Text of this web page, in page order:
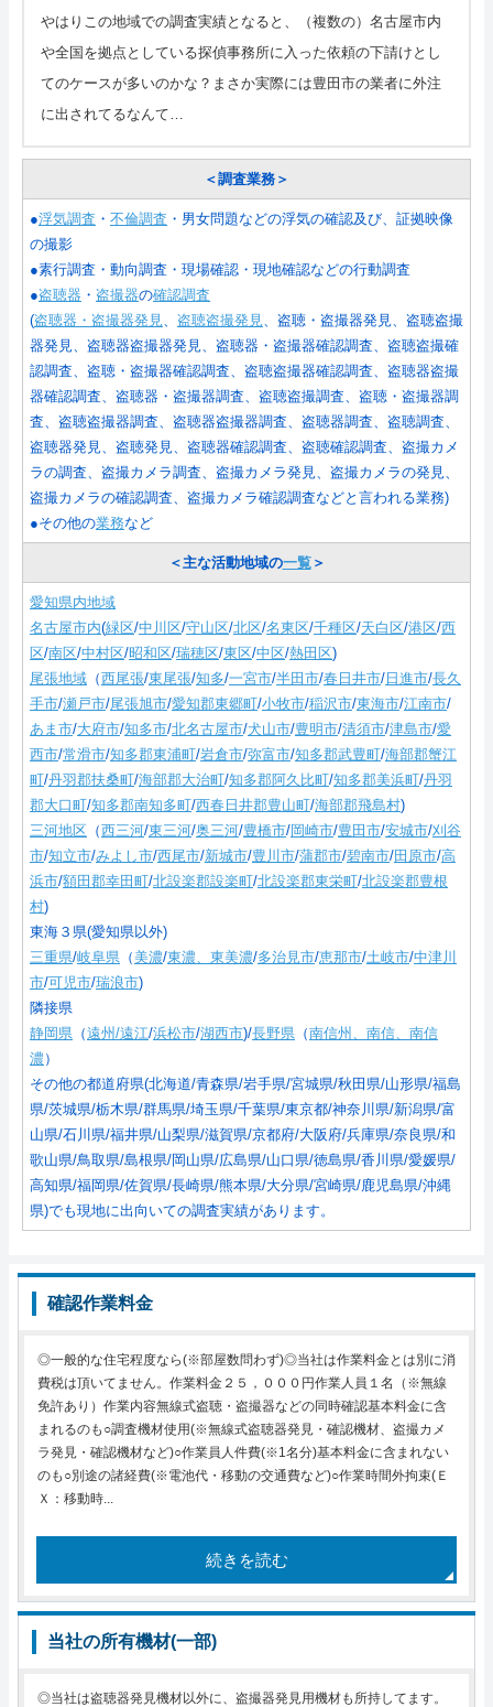
やはりこの地域での調査実績となると、（複数の）名古屋市内
や全国を拠点としている探偵事務所に入った依頼の下請けとし
てのケースが多いのかな？まさか実際には豊田市の業者に外注
に出されてるなんて…
＜調査業務＞
●浮気調査 ・ 不倫調査 ・男女問題などの浮気の確認及び、証拠映像
の撮影
●素行調査・動向調査・現場確認・現地確認などの行動調査
●盗聴器 ・ 盗撮器の確認調査
(盗聴器・盗撮器発見 盗聴盗撮発見
、盗聴・盗撮器発見、盗聴盗撮
器発見、盗聴器盗撮器発見、盗聴器・盗撮器確認調査、盗聴盗撮確
認調査、盗聴・盗撮器確認調査、盗聴盗撮器確認調査、盗聴器盗撮
器確認調査、盗聴器・盗撮器調査、盗聴盗撮調査、盗聴・盗撮器調
査、盗聴盗撮器調査、盗聴器盗撮器調査、盗聴器調査、盗聴調査、
盗聴器発見、盗聴発見、盗聴器確認調査、盗聴確認調査、盗撮カメ
ラの調査、盗撮カメラ調査、盗撮カメラ発見、盗撮カメラの発見、
盗撮カメラの確認調査、盗撮カメラ確認調査などと言われる業務)
●その他の業務など
＜主な活動地域の一覧＞
愛知県内地域
名古屋市内(緑区/中川区/守山区/北区/名東区/千種区/天白区/港区/西
区/南区/中村区/昭和区/瑞穂区/東区/中区/熱田区)
尾張地域 （西尾張/東尾張/知多/一宮市/半田市/春日井市/ 日進市/長久
手市/瀬戸市/尾張旭市/愛知郡東郷町/小牧市/稲沢市/東海市/江南市/
あま市/大府市/知多市/北名古屋市/犬山市/豊明市/清須市/津島市/愛
西市/常滑市/知多郡東浦町/岩倉市/弥富市/知多郡武豊町/海部郡蟹江
町/丹羽郡扶桑町/海部郡大治町/知多郡阿久比町/知多郡美浜町/丹羽
郡大口町/知多郡南知多町/西春日井郡豊山町/海部郡飛島村)
三河地区 （西三河/東三河/奥三河/豊橋市/岡崎市/豊田市/安城市/刈谷
市/知立市/みよし市/西尾市/新城市/豊川市/蒲郡市/碧南市/田原市/高
浜市/額田郡幸田町/北設楽郡設楽町/北設楽郡東栄町/北設楽郡豊根
村)
東海３県(愛知県以外)
三重県/岐阜県 （美濃/東濃、東美濃/多治見市/恵那市/土岐市/中津川
市/可児市/瑞浪市)
隣接県
静岡県 （遠州/遠江/浜松市/湖西市)/長野県 （南信州、南信、南信
濃 ）
その他の都道府県(北海道/青森県/岩手県/宮城県/秋田県/山形県/福島
県/茨城県/栃木県/群馬県/埼玉県/千葉県/東京都/神奈川県/新潟県/富
山県/石川県/福井県/山梨県/滋賀県/京都府/大阪府/兵庫県/奈良県/和
歌山県/鳥取県/島根県/岡山県/広島県/山口県/徳島県/香川県/愛媛県/
高知県/福岡県/佐賀県/長崎県/熊本県/大分県/宮崎県/鹿児島県/沖縄
県)でも現地に出向いての調査実績があります。
確認作業料金
◎一般的な住宅程度なら(※部屋数問わず)◎当社は作業料金とは別に消
費税は頂いてません。作業料金２５，０００円作業人員１名（※無線
免許あり）作業内容無線式盗聴・盗撮器などの同時確認基本料金に含
まれるのも○調査機材使用(※無線式盗聴器発見・確認機材、盗撮カメ
ラ発見・確認機材など)○作業員人件費(※1名分)基本料金に含まれない
のも○別途の諸経費(※電池代・移動の交通費など)○作業時間外拘束(Ｅ
Ｘ：移動時...
続きを読む
当社の所有機材(一部)
◎当社は盗聴器発見機材以外に、盗撮器発見用機材も所持してます。